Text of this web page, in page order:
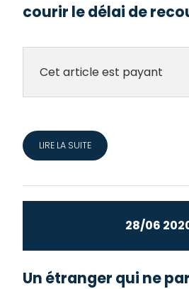
courir le délai de
Cet article est payant
LIRE LA SUITE
28/06
Un étranger qui ne